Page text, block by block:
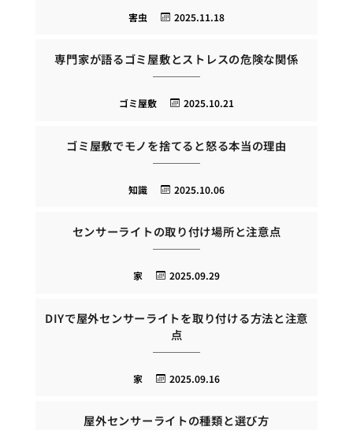
2025.11.18
害虫
専門家が語るゴミ屋敷とストレスの危険な関係
2025.10.21
ゴミ屋敷
ゴミ屋敷でモノを捨てると怒る本当の理由
2025.10.06
知識
センサーライトの取り付け場所と注意点
2025.09.29
家
DIYで屋外センサーライトを取り付ける方法と注意
点
2025.09.16
家
屋外センサーライトの種類と選び方